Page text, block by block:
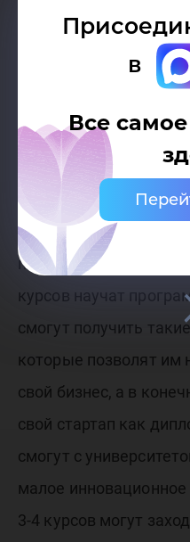
в
Все
не придумываются».
смешанные, включать
рамки знаний одной
К участию в
приглашают
подготовки и со всех
курсов научат
смогут получить
которые позволят им
свой бизнес, а в
свой стартап как
смогут с
малое
3-4 курсов могут